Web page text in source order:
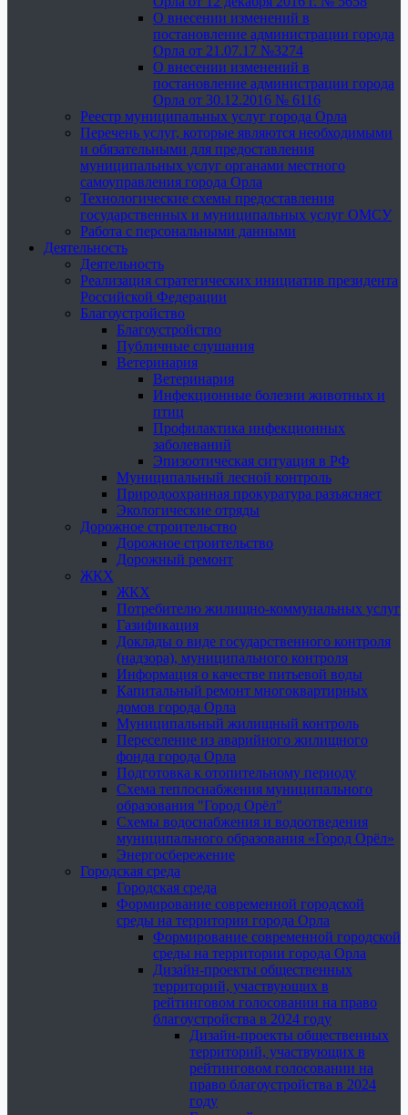
О внесении изменений в
постановление администрации города
Орла от 21.07.17 №3274
О внесении изменений в
постановление администрации города
Орла от 30.12.2016 № 6116
Реестр муниципальных услуг города Орла
Перечень услуг, которые являются необходимыми
и обязательными для предоставления
муниципальных услуг органами местного
самоуправления города Орла
Технологические схемы предоставления
государственных и муниципальных услуг ОМСУ
Работа с персональными данными
Деятельность
Деятельность
Реализация стратегических инициатив президента
Российской Федерации
Благоустройство
Благоустройство
Публичные слушания
Ветеринария
Ветеринария
Инфекционные болезни животных и
птиц
Профилактика инфекционных
заболеваний
Эпизоотическая ситуация в РФ
Муниципальный лесной контроль
Природоохранная прокуратура разъясняет
Экологические отряды
Дорожное строительство
Дорожное строительство
Дорожный ремонт
ЖКХ
ЖКХ
Потребителю жилищно-коммунальных услуг
Газификация
Доклады о виде государственного контроля
(надзора), муниципального контроля
Информация о качестве питьевой воды
Капитальный ремонт многоквартирных
домов города Орла
Муниципальный жилищный контроль
Переселение из аварийного жилищного
фонда города Орла
Подготовка к отопительному периоду
Схема теплоснабжения муниципального
образования "Город Орёл"
Схемы водоснабжения и водоотведения
муниципального образования «Город Орёл»
Энергосбережение
Городская среда
Городская среда
Формирование современной городской
среды на территории города Орла
Формирование современной городской
среды на территории города Орла
Дизайн-проекты общественных
территорий, участвующих в
рейтинговом голосовании на право
благоустройства в 2024 году
Дизайн-проекты общественных
территорий, участвующих в
рейтинговом голосовании на
право благоустройства в 2024
году